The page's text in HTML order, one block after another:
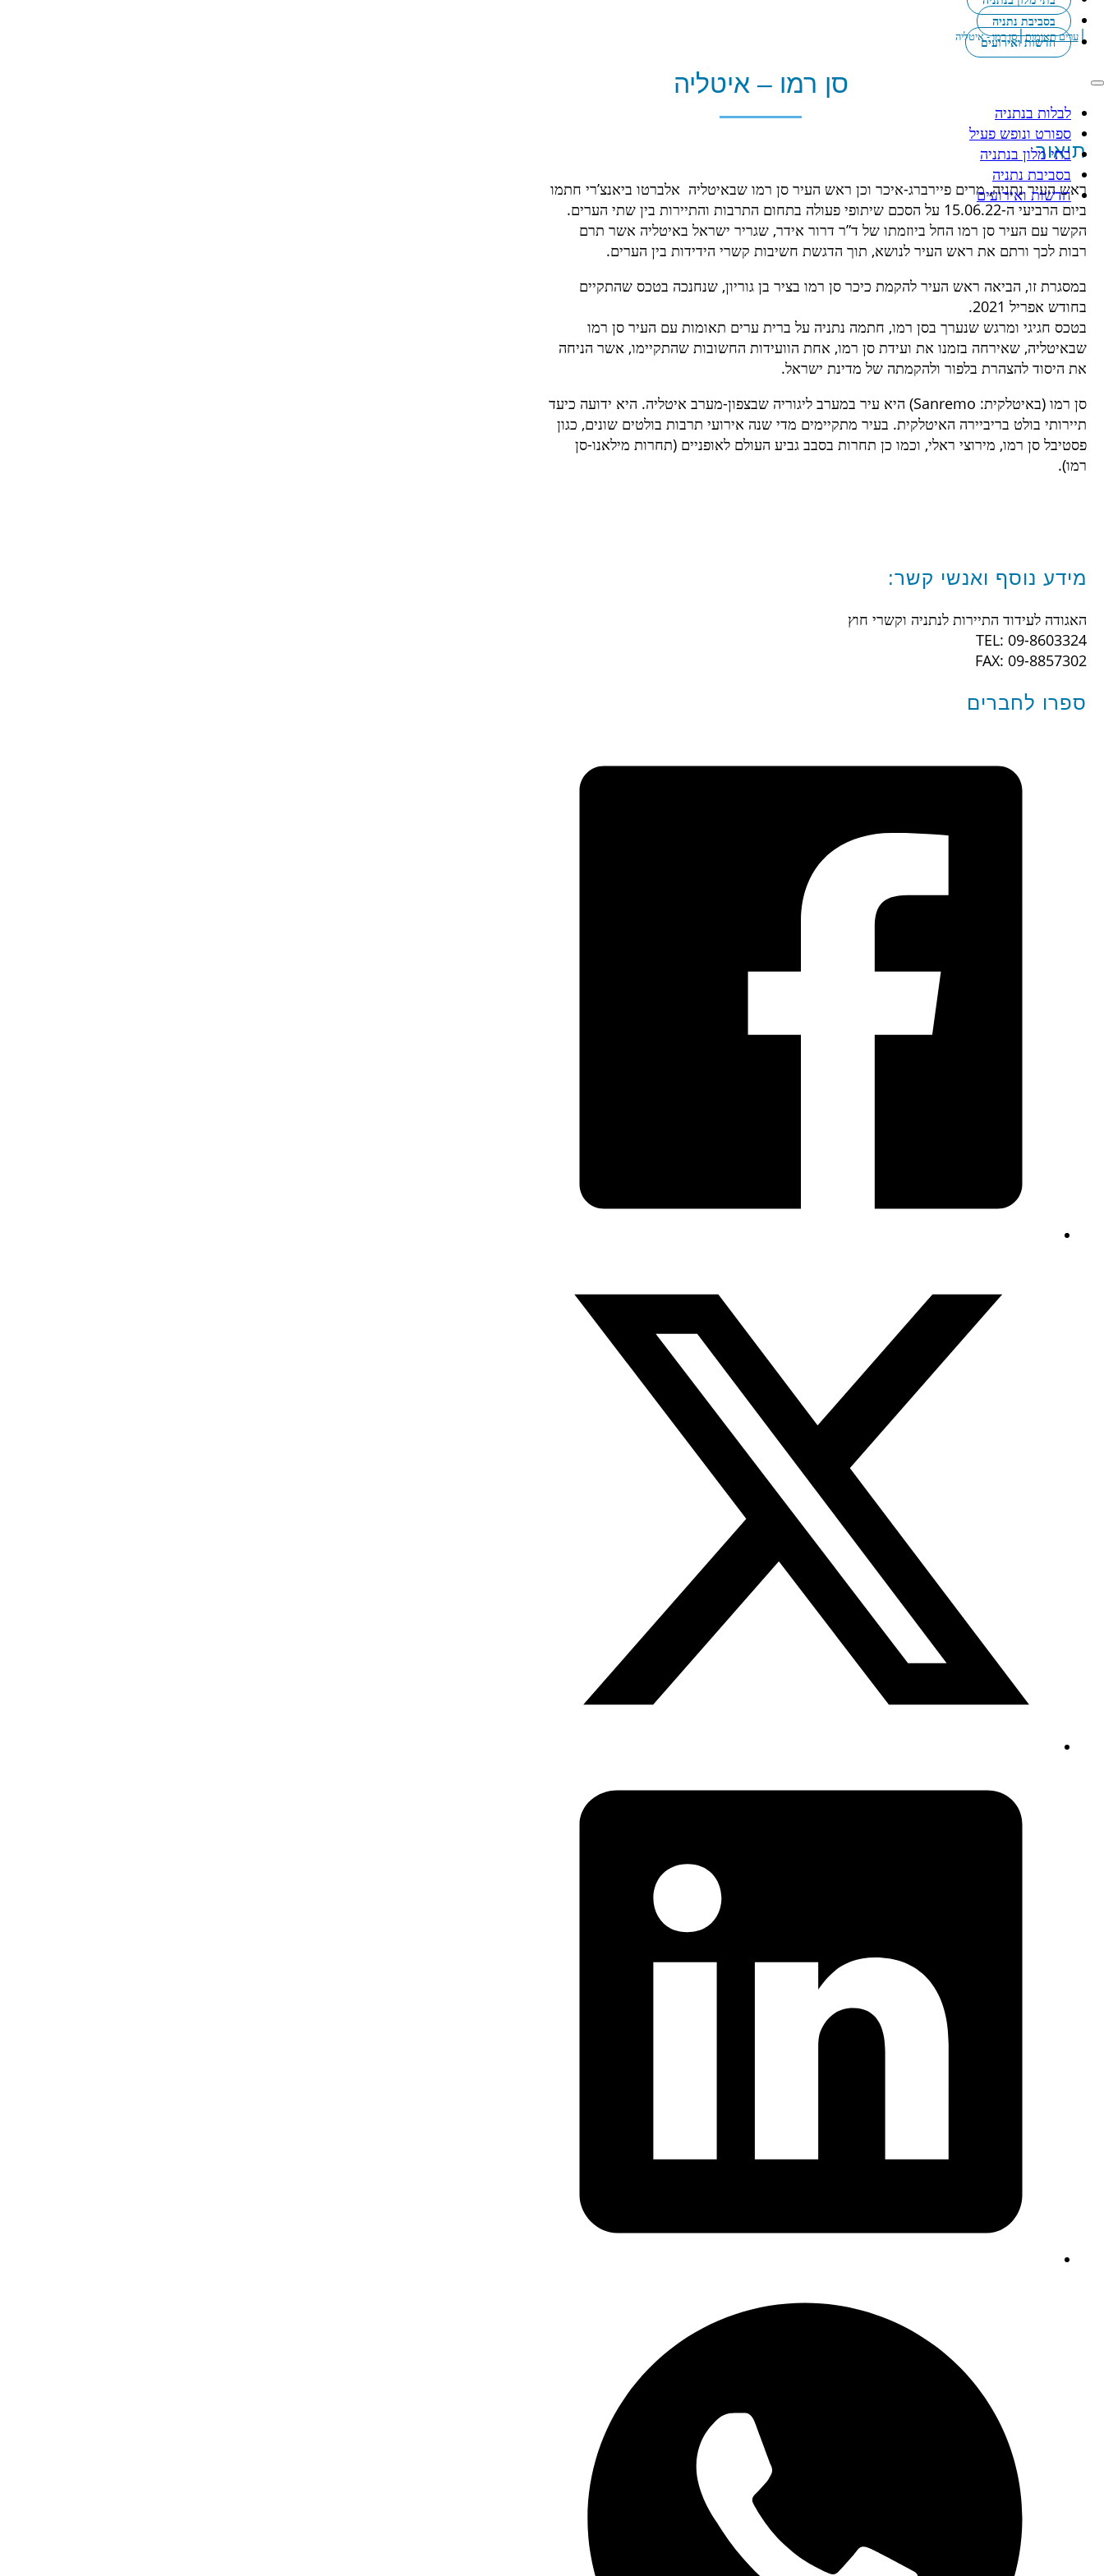
בסביבת נתניה
חדשות ואירועים
לבלות בנתניה
ספורט ונופש פעיל
בתי מלון בנתניה
בסביבת נתניה
חדשות ואירועים
|ערים תאומות|סן רמו - איטליה
סן רמו – איטליה
תיאור
ראש העיר נתניה, מרים פיירברג-איכר וכן ראש העיר סן רמו שבאיטליה אלברטו ביאנצ’רי חתמו
ביום הרביעי ה-15.06.22 על הסכם שיתופי פעולה בתחום התרבות והתיירות בין שתי הערים.
הקשר עם העיר סן רמו החל ביוזמתו של ד”ר דרור אידר, שגריר ישראל באיטליה אשר תרם
רבות לכך ורתם את ראש העיר לנושא, תוך הדגשת חשיבות קשרי הידידות בין הערים.
במסגרת זו, הביאה ראש העיר להקמת כיכר סן רמו בציר בן גוריון, שנחנכה בטכס שהתקיים
בחודש אפריל 2021.
בטכס חגיגי ומרגש שנערך בסן רמו, חתמה נתניה על ברית ערים תאומות עם העיר סן רמו
שבאיטליה, שאירחה בזמנו את ועידת סן רמו, אחת הוועידות החשובות שהתקיימו, אשר הניחה
את היסוד להצהרת בלפור ולהקמתה של מדינת ישראל.
סן רמו (באיטלקית: Sanremo) היא עיר במערב ליגוריה שבצפון-מערב איטליה. היא ידועה כיעד
תיירותי בולט בריביירה האיטלקית. בעיר מתקיימים מדי שנה אירועי תרבות בולטים שונים, כגון
פסטיבל סן רמו, מירוצי ראלי, וכמו כן תחרות בסבב גביע העולם לאופניים (תחרות מילאנו-סן
רמו).
מידע נוסף ואנשי קשר:
האגודה לעידוד התיירות לנתניה וקשרי חוץ
TEL: 09-8603324
FAX: 09-8857302
ספרו לחברים